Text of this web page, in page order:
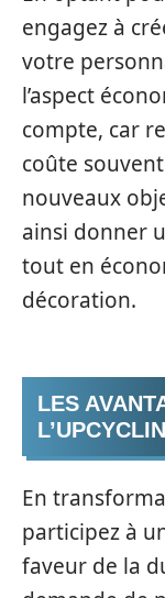
engagez à
votre
l’aspect
compte, car
coûte
nouveaux
ainsi donner
tout en
décoration.
LES
En
participez à
faveur de la